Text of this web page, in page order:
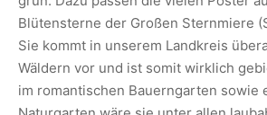
Blütensterne der Großen Sternmiere
Sie kommt in unserem Landkreis
Wäldern vor und ist somit wirklich
im romantischen Bauerngarten sowie